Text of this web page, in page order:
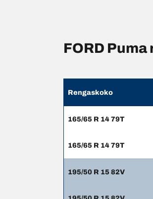
FORD
Rengaskoko
165/65 R 14 79T
165/65 R 14 79T
195/50 R 15 82V